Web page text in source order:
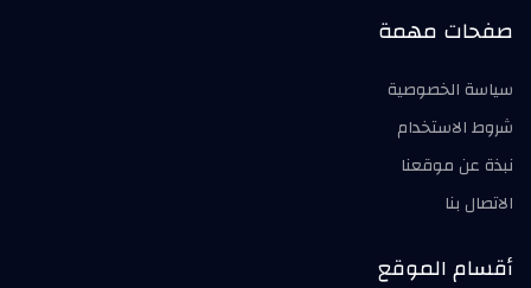
صفحات مهمة
سياسة الخصوصية
شروط الاستخدام
نبذة عن موقعنا
الاتصال بنا
أقسام الموقع